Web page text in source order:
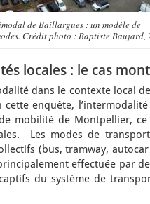
de Baillargues : un modèle de
Crédit photo : Baptiste Baujard,
locales : le cas
dans le contexte local
enquête,
de mobilité de Montpellier,
Les modes de
(bus, tramway,
effectuée par
du système de